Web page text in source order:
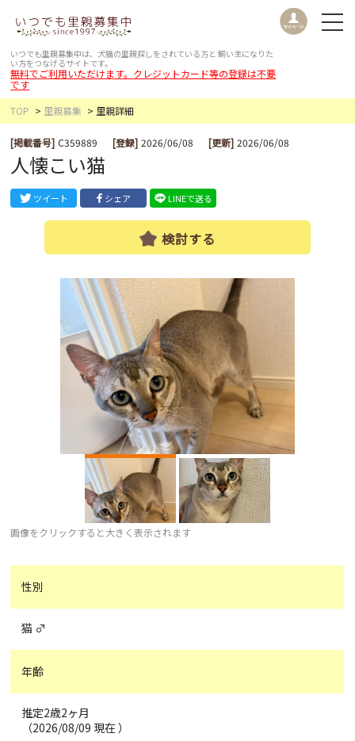
いつでも里親募集中は、犬猫の里親探しをされている方と 飼い主になりた
い方をつなげるサイトです。
無料でご利用いただけます。クレジットカード等の登録は不要
です
TOP
里親募集 里親詳細
[掲載番号] C359889 [登録] 2026/06/08 [更新] 2026/06/08
人懐こい猫
ツイート シェア LINEで送る
検討する
画像をクリックすると大きく表示されます
性別
猫 ♂
年齢
推定2歳2ヶ月
（2026/08/09 現在 ）